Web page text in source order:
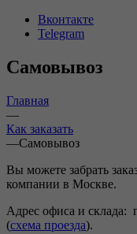
Вконтакте
Telegram
Самовывоз
Главная
—
Как заказать
—Самовывоз
Вы можете забрать
компании в Москве.
Адрес офиса и склада:
(схема проезда).